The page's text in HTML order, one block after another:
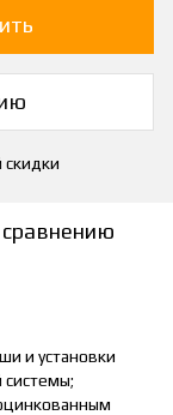
скидки
сравнению
и установки
системы;